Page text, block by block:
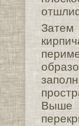
Затем
Выше